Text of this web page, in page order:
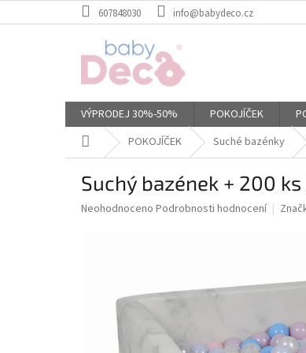
na
607848030 info@babydeco.cz
VÝPRODEJ 30%-50% POKOJÍČEK
Domů POKOJÍČEK Suché bazénky
Suchý bazének + 200
Průměrné
hvězdiček.
Neohodnoceno Podrobnosti hodnocení